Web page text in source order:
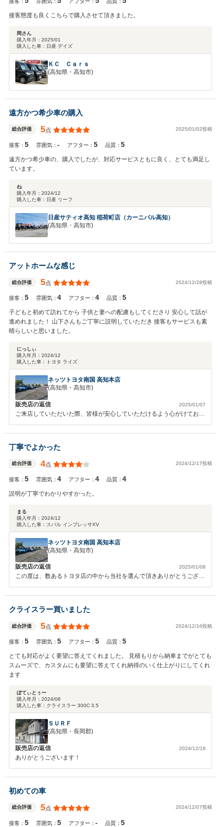
接客態度も良くこちらで購入させて頂きました。
岡さん
購入年月： 2025/01
購入した車： 日産 デイズ
ＫＣ Ｃａｒｓ
(高知県・高知市)
遠方かつ希少車の購入
総合評価 5点 2025/01/02投稿
接客：5 雰囲気：- アフター：5 品質：5
遠方かつ希少車の、購入でしたが、対応サービスともに良く、とても満足し
ています。
ね
購入年月： 2024/12
購入した車： 日産 リーフ
日産サティオ高知 稲荷町店（カーニバル高知）
(高知県・高知市)
アットホームな感じ
総合評価 5点 2024/12/28投稿
接客：5 雰囲気：4 アフター：4 品質：5
子どもと初めて訪れてから 子供と妻への配慮もしてくださり 安心して話が
進めれました！ 山下さんもご丁寧に説明していただき 接客もサービスも素
晴らしいと思いました。
にっしぃ
購入年月： 2024/12
購入した車：
トヨタ ライズ
ネッツトヨタ南国 高知本店
(高知県・高知市)
販売店の返信 2025/01/07
ご来店していただいた際、皆様が安心していただけるよう心がけており
うに追及していくことが使命だと思ってこれからも頑張っていきます。
丁寧でよかった
総合評価 4点 2024/12/17投稿
接客：5 雰囲気：4 アフター：4 品質：4
説明が丁寧でわかりやすかった。
まる
購入年月： 2024/12
購入した車： スバル インプレッサXV
ネッツトヨタ南国 高知本店
(高知県・高知市)
販売店の返信 2025/01/08
この度は、数あるトヨタ店の中から当社を選んで頂きありがとうござい
ます。ステキなカーライフを送って頂けるようこれからもサポートさせ
てください！
クライスラー買いました
総合評価 5点 2024/12/16投稿
接客：5 雰囲気：5 アフター：5 品質：5
とても対応がよく要望に答えてくれました。 見積もりから納車までがとても
スムーズで、カスタムにも要望に答えてくれ納得のいく仕上がりにしてくれ
ます
ぽてぃとぅー
購入年月： 2024/08
購入した車： クライスラー 300C 3.5
ＳＵＲＦ
(高知県・長岡郡)
販売店の返信 2024/12/16
ありがとうございます！
初めての車
総合評価 5点 2024/12/07投稿
接客：5 雰囲気：5 アフター：- 品質：5